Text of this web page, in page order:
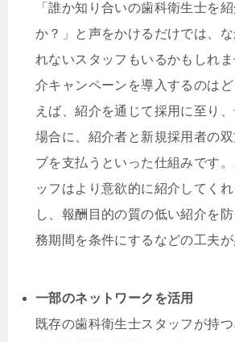
「誰か知り合いの歯科衛生士を
か？」と声をかけるだけでは、
れないスタッフもいるかもしれ
介キャンペーンを導入するのは
えば、紹介を通じて採用に至り
場合に、紹介者と新規採用者の
ブを支払うといった仕組みです
ッフはより意欲的に紹介してく
し、報酬目的の質の低い紹介を
務期間を条件にするなどの工夫が
一部のネットワークを活用
既存の歯科衛生士スタッフが持